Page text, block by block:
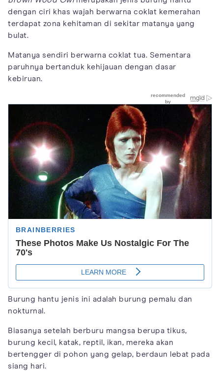
dengan ciri khas wajah berwarna coklat kemerahan
terdapat zona kehitaman di sekitar matanya yang
bulat.
Matanya sendiri berwarna coklat tua. Sementara
paruhnya bertanduk kehijauan dengan dasar
kebiruan.
Burung hantu jenis ini adalah burung pemalu dan
nokturnal.
Biasanya setelah berburu mangsa berupa tikus,
burung kecil, katak, reptil, ikan, mereka akan
bertengger di pohon yang gelap, berdaun lebat pada
siang hari.